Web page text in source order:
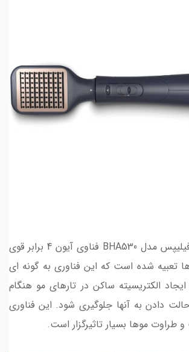
در سشوار برس‌دار فیلیپس مدل BHA530 فناوی آیون 4 برابر قوی
تعبیه شده است که این فناوری به گونه ای
الکتریسیته ساکن در تارهای مو هنگام
دادن به آنها جلوگیری شود. این فناوری
طراوت موها بسیار تاثیرگزار است.